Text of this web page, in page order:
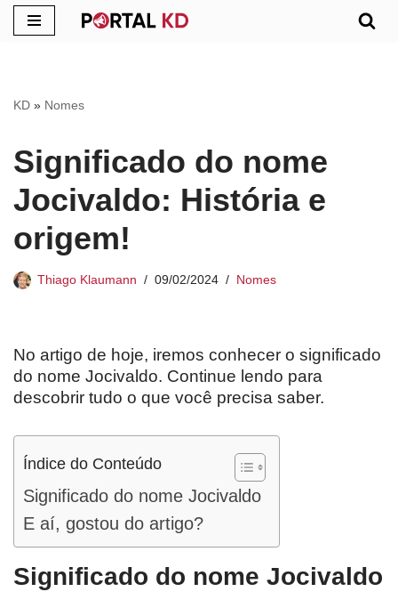
conteúdo
KD » Nomes
Significado do nome
Jocivaldo: História e
origem!
Thiago Klaumann 09/02/2024 Nomes
No artigo de hoje, iremos conhecer o significado
do nome Jocivaldo. Continue lendo para
descobrir tudo o que você precisa saber.
Índice do Conteúdo
Significado do nome Jocivaldo
E aí, gostou do artigo?
Significado do nome Jocivaldo